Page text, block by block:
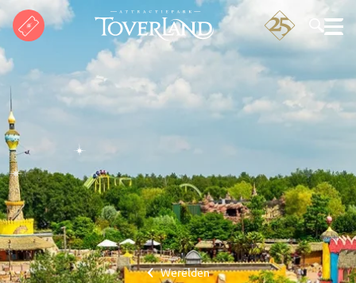
Zoeken
Werelden